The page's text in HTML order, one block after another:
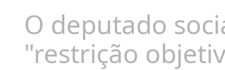
O deputado
"restrição